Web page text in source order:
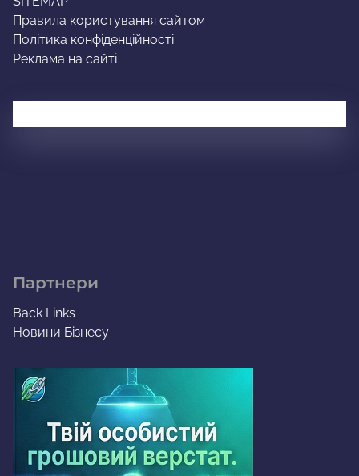
Правила користування сайтом
Політика конфіденційності
Реклама на сайті
Партнери
Back Links
Новини Бізнесу